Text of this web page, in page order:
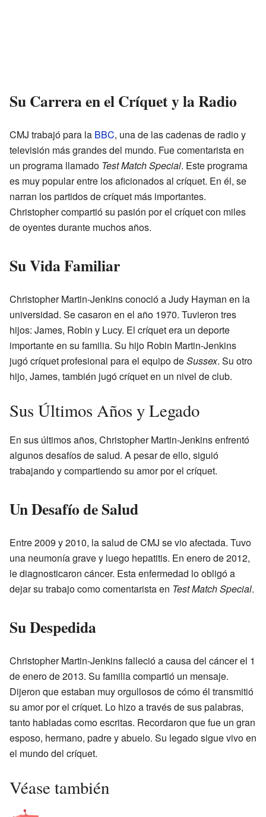
Su Carrera en el Críquet y la Radio
CMJ trabajó para la BBC, una de las cadenas de radio y
televisión más grandes del mundo. Fue comentarista en
un programa llamado Test Match Special. Este programa
es muy popular entre los aficionados al críquet. En él, se
narran los partidos de críquet más importantes.
Christopher compartió su pasión por el críquet con miles
de oyentes durante muchos años.
Su Vida Familiar
Christopher Martin-Jenkins conoció a Judy Hayman en la
universidad. Se casaron en el año 1970. Tuvieron tres
hijos: James, Robin y Lucy. El críquet era un deporte
importante en su familia. Su hijo Robin Martin-Jenkins
jugó críquet profesional para el equipo deSussex. Su otro
hijo, James, también jugó críquet en un nivel de club.
Sus Últimos Años y Legado
En sus últimos años, Christopher Martin-Jenkins enfrentó
algunos desafíos de salud. A pesar de ello, siguió
trabajando y compartiendo su amor por el críquet.
Un Desafío de Salud
Entre 2009 y 2010, la salud de CMJ se vio afectada. Tuvo
una neumonía grave y luego hepatitis. En enero de 2012,
le diagnosticaron cáncer. Esta enfermedad lo obligó a
dejar su trabajo como comentarista en Test Match Special.
Su Despedida
Christopher Martin-Jenkins falleció a causa del cáncer el 1
de enero de 2013. Su familia compartió un mensaje.
Dijeron que estaban muy orgullosos de cómo él transmitió
su amor por el críquet. Lo hizo a través de sus palabras,
tanto habladas como escritas. Recordaron que fue un gran
esposo, hermano, padre y abuelo. Su legado sigue vivo en
el mundo del críquet.
Véase también